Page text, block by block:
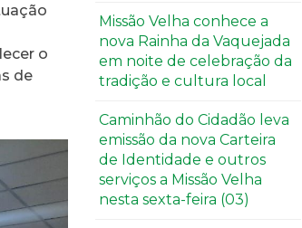
o
de
Missão Velha conhece a
nova Rainha da Vaquejada
em noite de celebração da
tradição e cultura local
Caminhão do Cidadão leva
emissão da nova Carteira
de Identidade e outros
serviços a Missão Velha
nesta sexta-feira (03)